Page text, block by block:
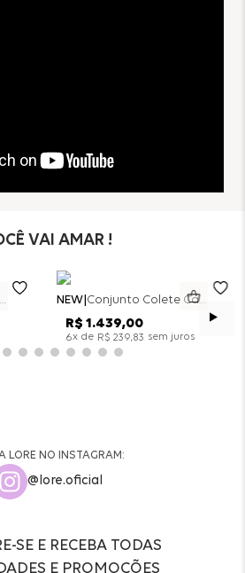
VAI AMAR !
Conjunto Top E Calça Wide Leg Bicolor Alfaitaria - Off White NEW Conjunto Colete Calça Barril Bicolor Alfaiataria - Off White
R$ 1.439,00
6x de R$ 239,83 sem juros
LORE NO INSTAGRAM:
@lore.oficial
SE E RECEBA TODAS
E PROMOÇÕES